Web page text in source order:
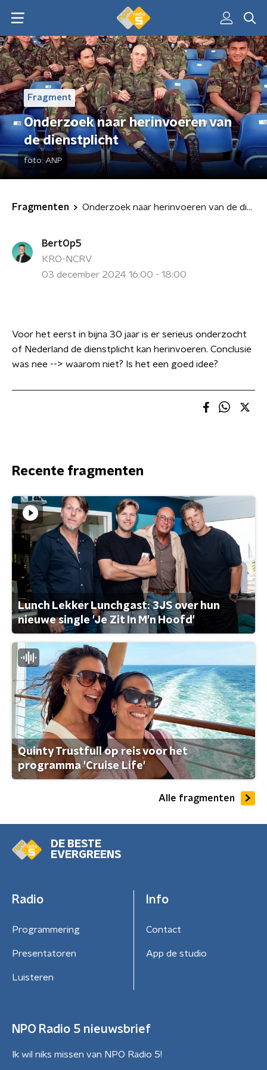
Fragment
Onderzoek naar herinvoeren van
de dienstplicht
foto:ANP
Fragmenten Onderzoek naar herinvoeren van de dienstplicht
BertOp5
KRO-NCRV
03 december 2024 16:00 - 18:00
Voor het eerst in bijna 30 jaar is er serieus onderzocht
of Nederland de dienstplicht kan herinvoeren. Conclusie
was nee --> waarom niet? Is het een goed idee?
Recente fragmenten
Lunch Lekker Lunchgast: 3JS over hun
nieuwe single 'Je Zit In M'n Hoofd'
Quinty Trustfull op reis voor het
programma 'Cruise Life'
Alle fragmenten
DE BESTE
EVERGREENS
Radio
Programmering
Presentatoren
Luisteren
Info
Contact
App de studio
NPO Radio 5 nieuwsbrief
Ik wil niks missen van NPO Radio 5!